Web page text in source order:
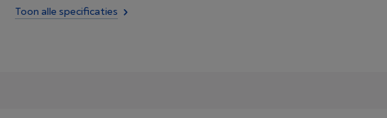
Toon alle specificaties